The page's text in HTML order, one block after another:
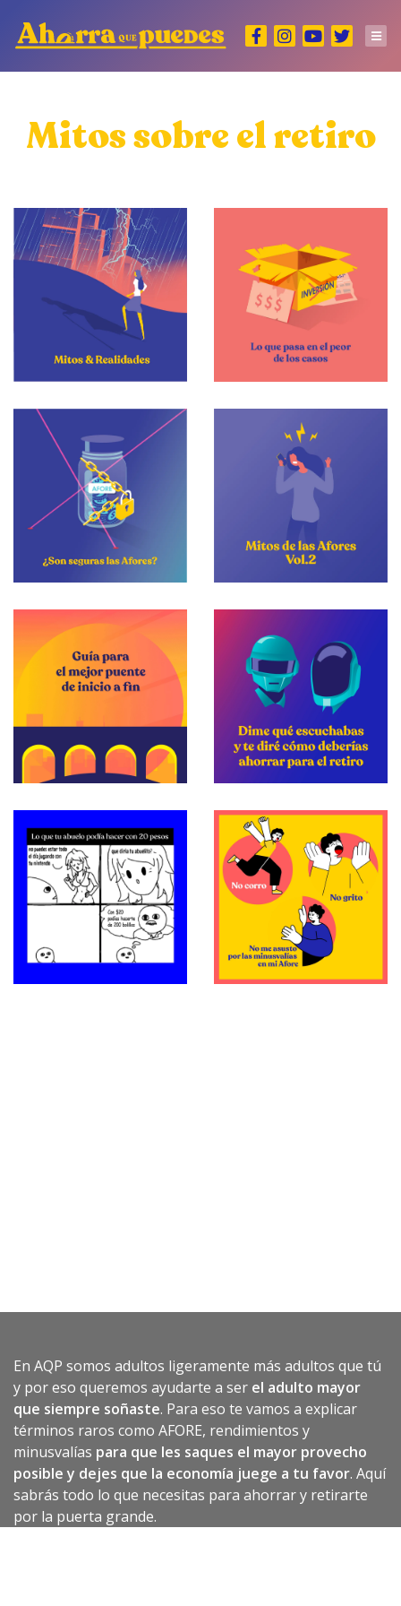
Mitos sobre el retiro
En AQP somos adultos ligeramente más adultos que tú
y por eso queremos ayudarte a ser el adulto mayor
que siempre soñaste. Para eso te vamos a explicar
términos raros como AFORE, rendimientos y
minusvalías para que les saques el mayor provecho
posible y dejes que la economía juege a tu favor. Aquí
sabrás todo lo que necesitas para ahorrar y retirarte
por la puerta grande.